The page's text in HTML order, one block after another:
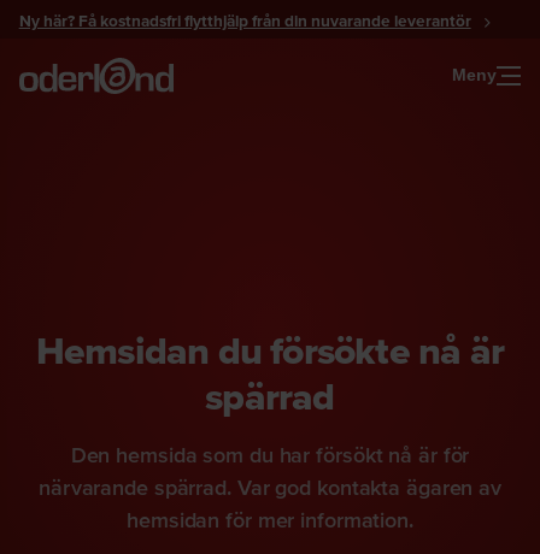
Gå
innehåll
Ny här? Få kostnadsfri flytthjälp från din nuvarande leverantör
Meny
Hemsidan du försökte nå är
spärrad
Den hemsida som du har försökt nå är för
närvarande spärrad. Var god kontakta ägaren av
hemsidan för mer information.